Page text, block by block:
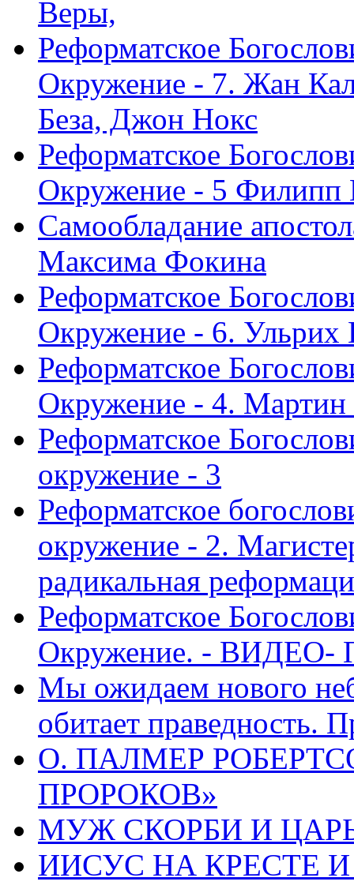
Веры,
Реформатское
Окружение - 7. Жан
Беза, Джон Нокс
Реформатское
Окружение - 5 Филипп
Самообладание
Максима Фокина
Реформатское
Окружение - 6. Ульрих
Реформатское
Окружение - 4.
Реформатское
окружение - 3
Реформатское
окружение - 2.
радикальная
Реформатское
Окружение. - ВИДЕО-
Мы ожидаем нового
обитает праведность.
О. ПАЛМЕР
ПРОРОКОВ»
МУЖ СКОРБИ И ЦАРЬ
ИИСУС НА КРЕСТЕ